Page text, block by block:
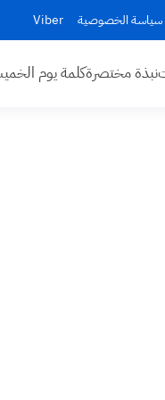
سياسة الخصوصية Viber
نبذة مختصرةكلمة يوم